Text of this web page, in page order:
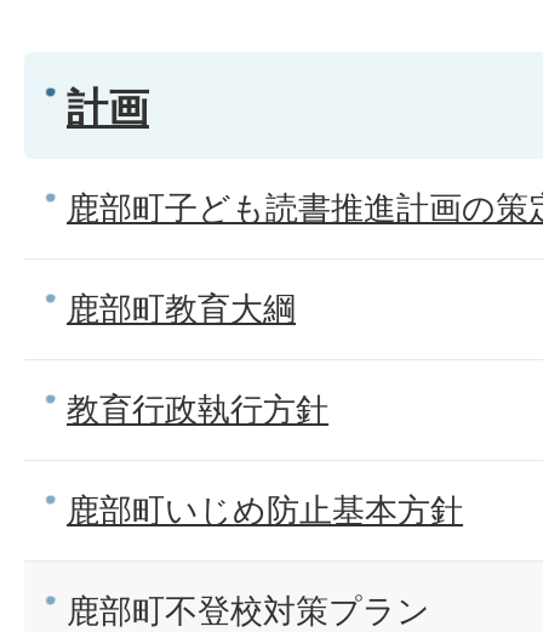
計画
鹿部町子ども読書推進計画の策
鹿部町教育大綱
教育行政執行方針
鹿部町いじめ防止基本方針
鹿部町不登校対策プラン